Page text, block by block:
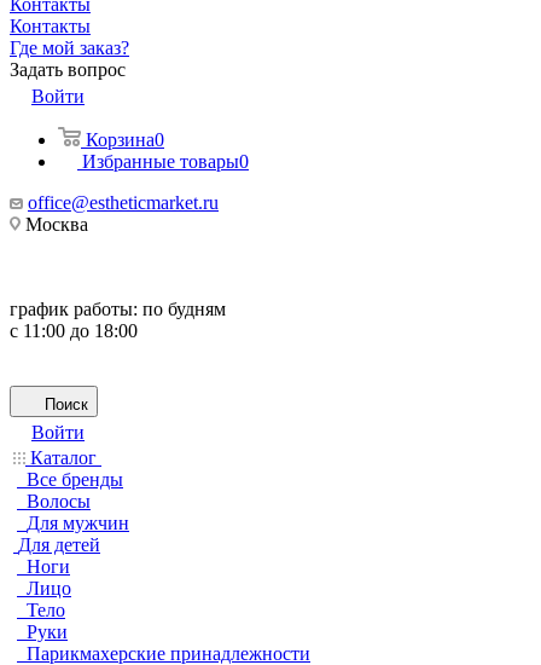
Контакты
Контакты
Где мой заказ?
Задать вопрос
Войти
Корзина0
Избранные товары0
office@estheticmarket.ru
Москва
график работы: по будням
с 11:00 до 18:00
Поиск
Войти
Каталог
Все бренды
Волосы
Для мужчин
Для детей
Ноги
Лицо
Тело
Руки
Парикмахерские принадлежности